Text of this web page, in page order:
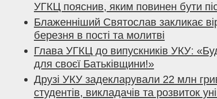
УГКЦ пояснив, яким повинен бути
Блаженніший Святослав закликає
березня в пості та молитві
Глава УГКЦ до випускників УКУ:
для своєї Батьківщини!»
Друзі УКУ задекларували 22 млн
студентів, викладачів та розвиток